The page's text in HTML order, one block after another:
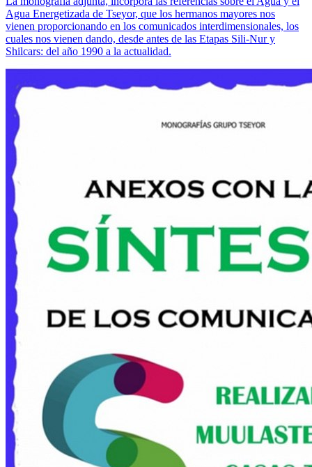
Agua Energetizada de Tseyor, que los hermanos mayores nos
vienen proporcionando en los comunicados interdimensionales, los
cuales nos vienen dando, desde antes de las Etapas Sili-Nur y
Shilcars: del año 1990 a la actualidad.